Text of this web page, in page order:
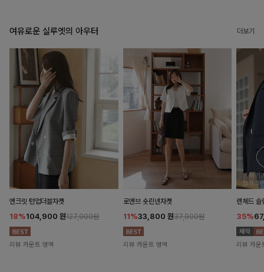
여유로운 실루엣의 아우터 더보기
엔크릿 턴업더블자켓
18%104,900 원127,900원
리뷰 카운트 영역
로엔브 숏린넨자켓
11%33,800 원37,900원
리뷰 카운트 영역
렌체드
35%
리뷰 카운